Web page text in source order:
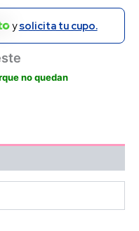
ysolicita tu cupo.
no quedan